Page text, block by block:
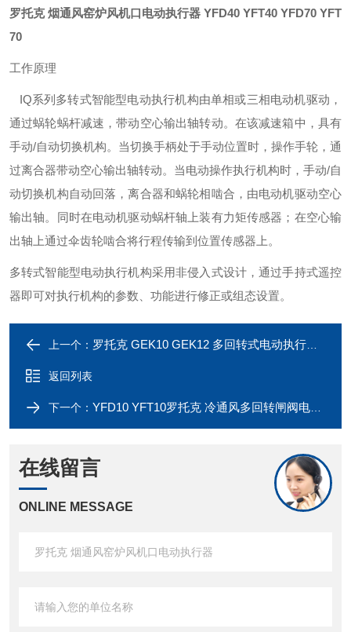
罗托克 烟通风窑炉风机口电动执行器 YFD40 YFT40 YFD70 YFT
70
工作原理
IQ系列多转式智能型电动执行机构由单相或三相电动机驱动，
通过蜗轮蜗杆减速，带动空心输出轴转动。在该减速箱中，具有
手动/自动切换机构。当切换手柄处于手动位置时，操作手轮，通
过离合器带动空心输出轴转动。当电动操作执行机构时，手动/自
动切换机构自动回落，离合器和蜗轮相啮合，由电动机驱动空心
输出轴。同时在电动机驱动蜗杆轴上装有力矩传感器；在空心输
出轴上通过伞齿轮啮合将行程传输到位置传感器上。
多转式智能型电动执行机构采用非侵入式设计，通过手持式遥控
器即可对执行机构的参数、功能进行修正或组态设置。
上一个： 罗托克 GEK10 GEK12 多回转式电动执行机构
返回列表
下一个： YFD10 YFT10罗托克 冷通风多回转闸阀电动执行器
在线留言
ONLINE MESSAGE